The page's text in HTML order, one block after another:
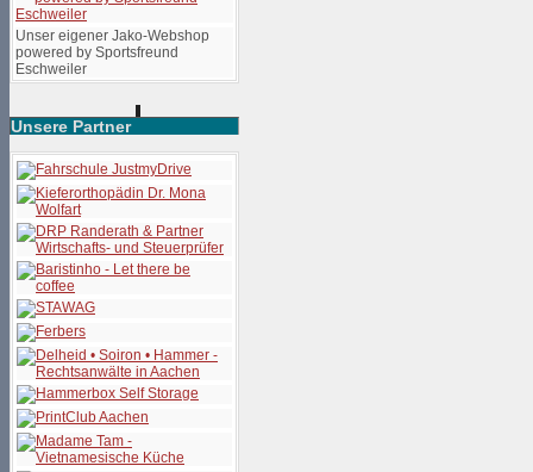
Unser eigener Jako-Webshop
powered by Sportsfreund
Eschweiler
Unsere Partner